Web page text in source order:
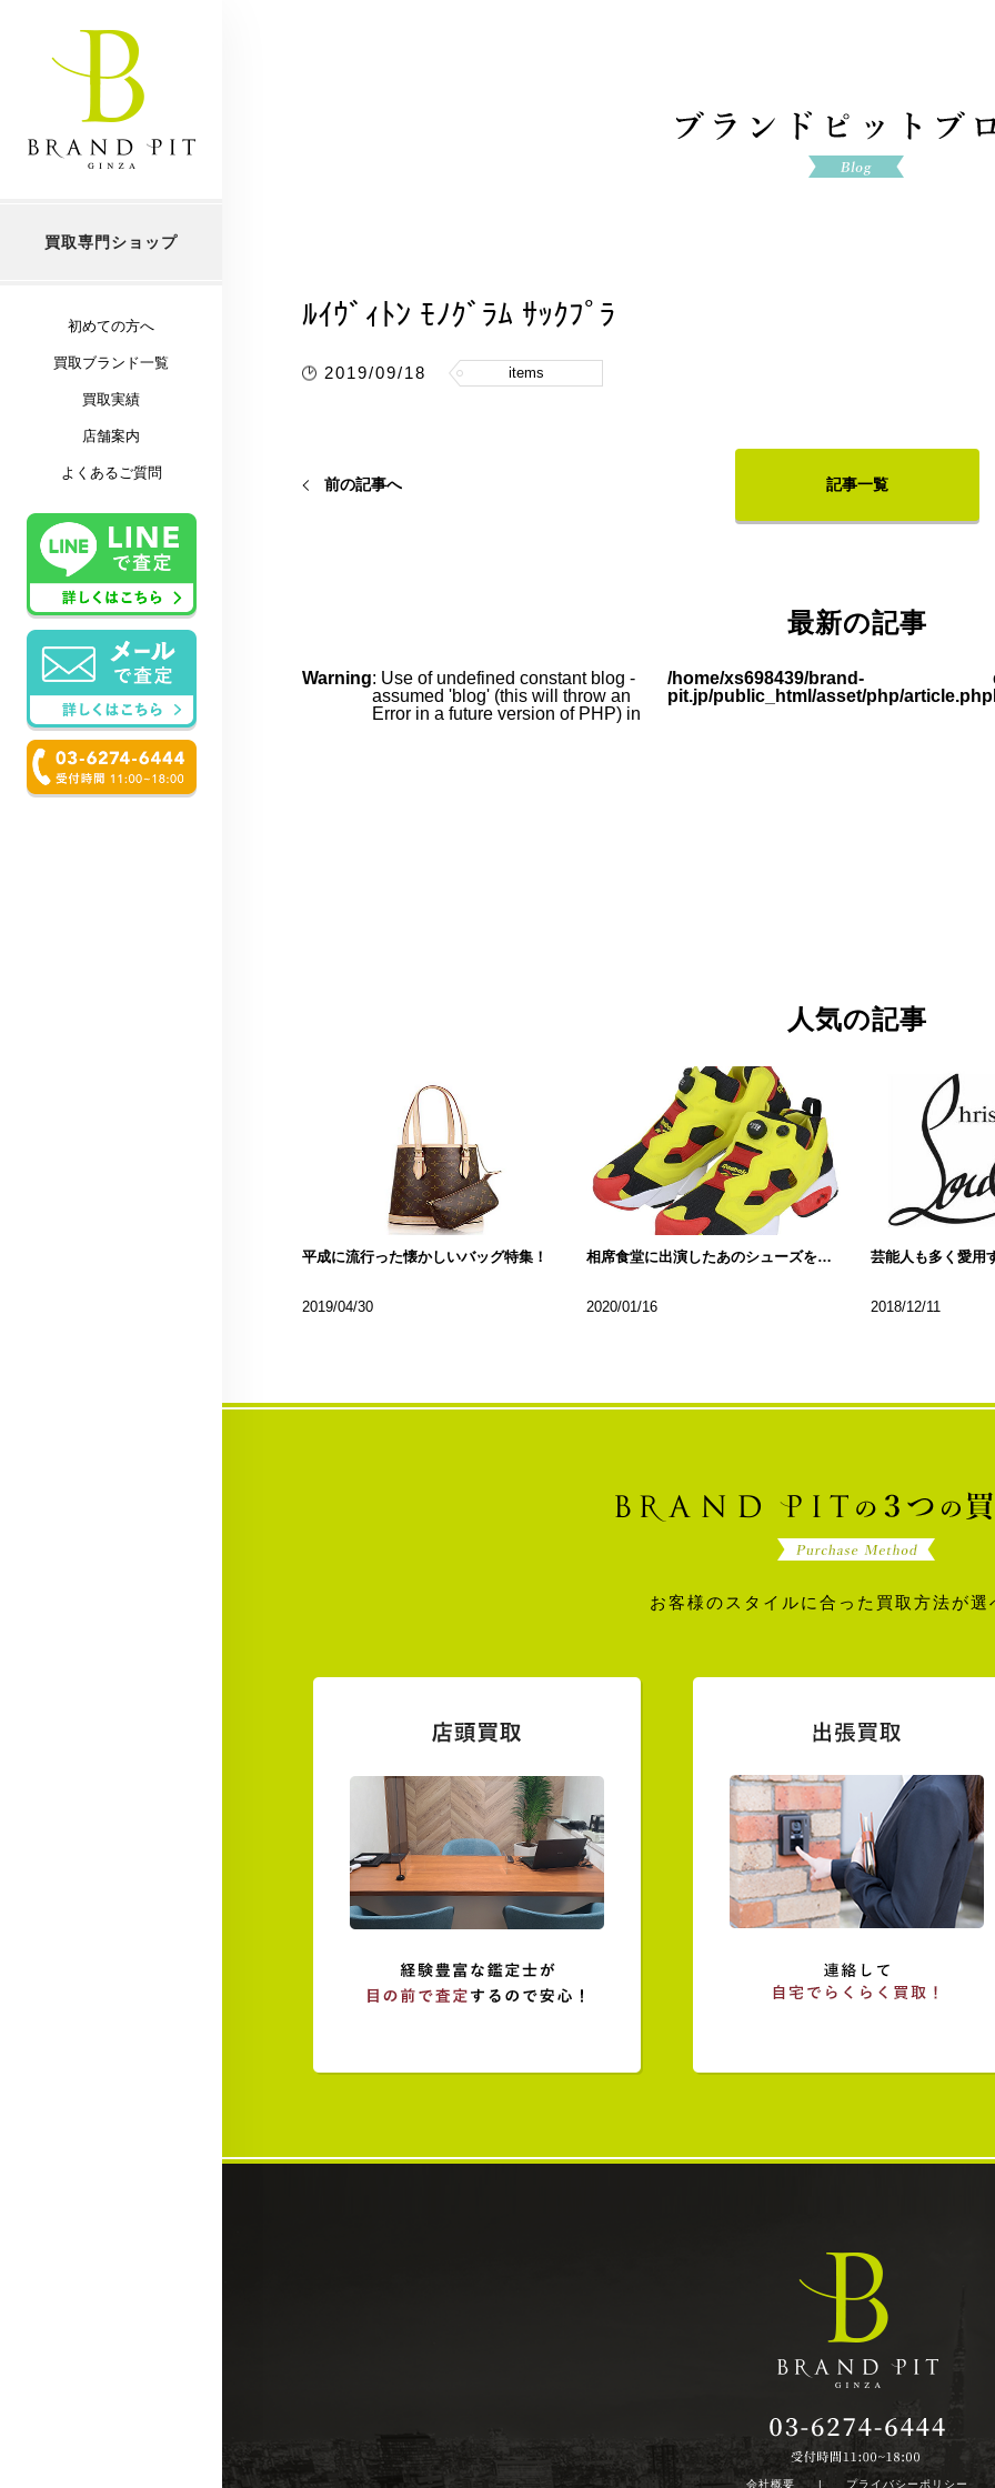
買取専門ショップ
初めての方へ
買取ブランド一覧
買取実績
店舗案内
よくあるご質問
ﾙｲｳﾞｨﾄﾝ ﾓﾉｸﾞﾗﾑ ｻｯｸﾌﾟﾗ
2019/09/18 items
前の記事へ 記事一覧
最新の記事
Warning: Use of undefined constant blog -
assumed 'blog' (this will throw an
Error in a future version of PHP) in
/home/xs698439/brand-
pit.jp/public_html/asset/php/article.php
人気の記事
平成に流行った懐かしいバッグ特集！
2019/04/30
相席食堂に出演したあのシューズをご紹介
2020/01/16 2018/12/11
お客様のスタイルに合った買取方法が選
会社概要 | プライバシーポリシー